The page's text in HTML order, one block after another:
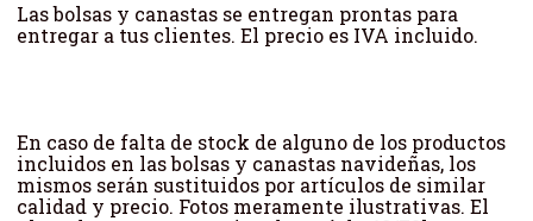
Las bolsas y canastas se entregan prontas para
entregar a tus clientes. El precio es IVA incluido.
En caso de falta de stock de alguno de los productos
incluidos en las bolsas y canastas navideñas, los
mismos serán sustituidos por artículos de similar
calidad y precio. Fotos meramente ilustrativas. El